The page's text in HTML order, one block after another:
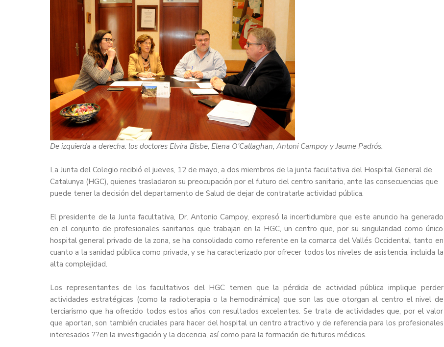
De izquierda a derecha: los doctores Elvira Bisbe, Elena O'Callaghan, Antoni Campoy y Jaume Padrós.
La Junta del Colegio recibió el jueves, 12 de mayo, a dos miembros de la junta facultativa del Hospital General de
Catalunya (HGC), quienes trasladaron su preocupación por el futuro del centro sanitario, ante las consecuencias que
puede tener la decisión del departamento de Salud de dejar de contratarle actividad pública.
El presidente de la Junta facultativa, Dr. Antonio Campoy, expresó la incertidumbre que este anuncio ha generado
en el conjunto de profesionales sanitarios que trabajan en la HGC, un centro que, por su singularidad como único
hospital general privado de la zona, se ha consolidado como referente en la comarca del Vallés Occidental, tanto en
cuanto a la sanidad pública como privada, y se ha caracterizado por ofrecer todos los niveles de asistencia, incluida la
alta complejidad.
Los representantes de los facultativos del HGC temen que la pérdida de actividad pública implique perder
actividades estratégicas (como la radioterapia o la hemodinámica) que son las que otorgan al centro el nivel de
terciarismo que ha ofrecido todos estos años con resultados excelentes. Se trata de actividades que, por el valor
que aportan, son también cruciales para hacer del hospital un centro atractivo y de referencia para los profesionales
interesados ??en la investigación y la docencia, así como para la formación de futuros médicos.